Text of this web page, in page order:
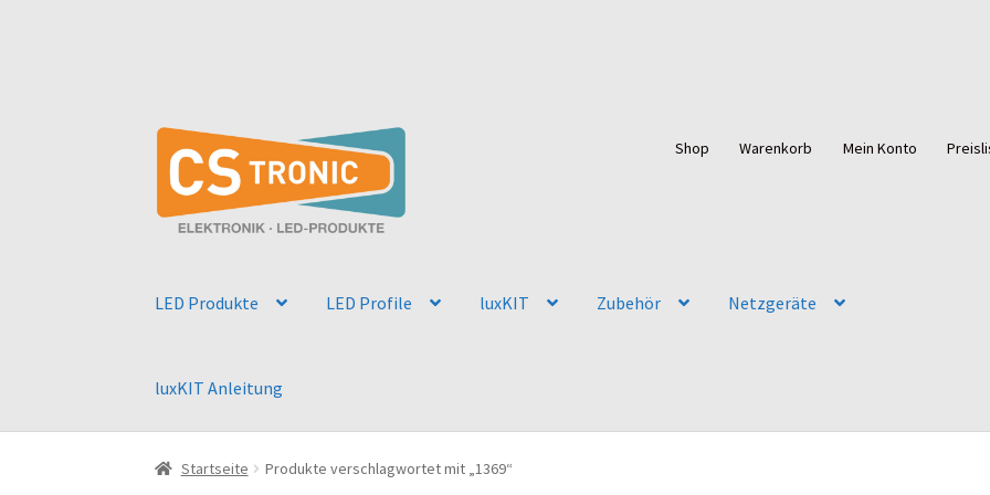
Zur
Navigation
springen
Zum
Inhalt
springen
Shop Warenkorb Mein Konto
LED Produkte LED Profile luxKIT Zubehör Netzgeräte
luxKIT Anleitung
Startseite Produkte verschlagwortet mit „1369“